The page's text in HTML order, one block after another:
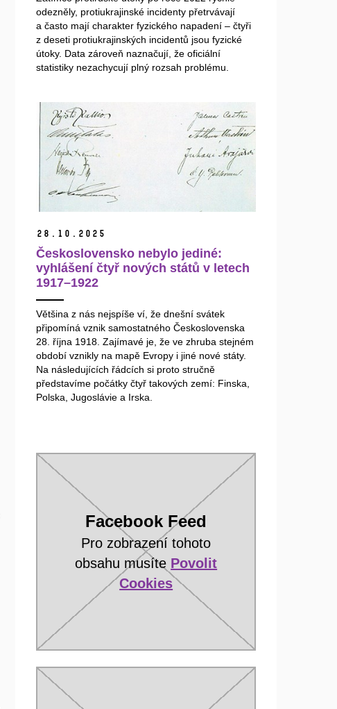
odezněly, protiukrajinské incidenty přetrvávají
a často mají charakter fyzického napadení – čtyři
z deseti protiukrajinských incidentů jsou fyzické
útoky. Data zároveň naznačují, že oficiální
statistiky nezachycují plný rozsah problému.
28. 10. 2025
Československo nebylo jediné:
vyhlášení čtyř nových států v letech
1917–1922
Většina z nás nejspíše ví, že dnešní svátek
připomíná vznik samostatného Československa
28. října 1918. Zajímavé je, že ve zhruba stejném
období vznikly na mapě Evropy i jiné nové státy.
Na následujících řádcích si proto stručně
představíme počátky čtyř takových zemí: Finska,
Polska, Jugoslávie a Irska.
Facebook Feed
Pro zobrazení tohoto
obsahu musíte Povolit
Cookies